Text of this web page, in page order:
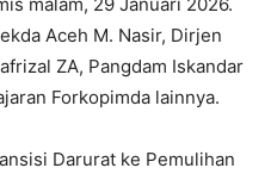
Aceh M. Nasir, Dirjen
ZA, Pangdam Iskandar
Forkopimda lainnya.
Darurat ke Pemulihan